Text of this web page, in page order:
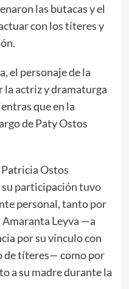
las butacas y el
con los títeres y
el personaje de la
actriz y dramaturga
que en la
de Paty Ostos
Ostos
participación tuvo
personal, tanto por
Leyva —a
por su vínculo con
de títeres— como por
a su madre durante la